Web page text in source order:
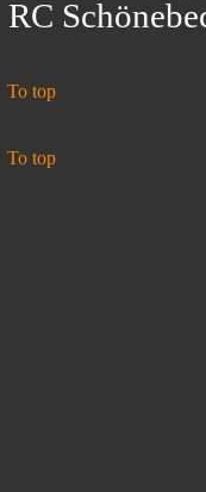
RC
To top
To top